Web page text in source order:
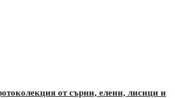
от сърни, елени, лисици и